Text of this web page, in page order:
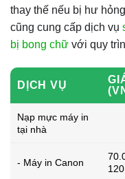
thay thế nếu bị hư
cũng cung cấp dịch vụ
bị bong chữ với quy
DỊCH VỤ
Nạp mực máy in
tại nhà
- Máy in Canon